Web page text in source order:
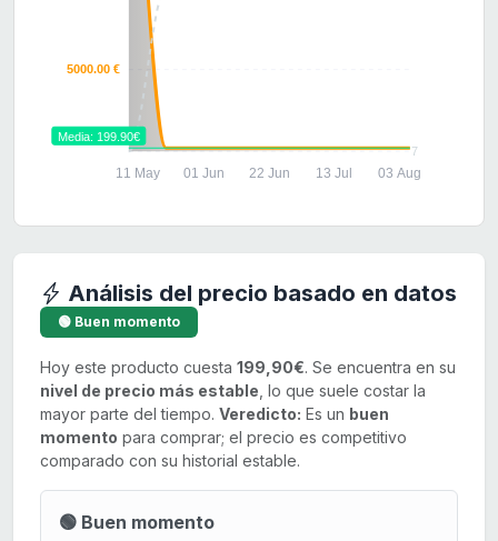
7
5000.00 €
11 May 01 Jun 22 Jun 13 Jul 03 Aug
Media: 199.90€
Análisis del precio basado en datos
🟢 Buen momento
Hoy este producto cuesta 199,90€. Se encuentra en su
nivel de precio más estable , lo que suele costar la
mayor parte del tiempo. Veredicto: Es un buen
momento para comprar; el precio es competitivo
comparado con su historial estable.
🟢 Buen momento